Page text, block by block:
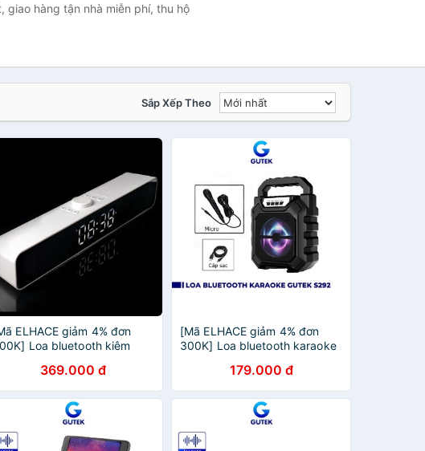
giao hàng tận nhà miễn phí, thu hộ
Sắp Xếp Theo
ELHACE giảm 4% đơn
Loa bluetooth kiêm
hình led hỗ trợ nghe nhạc
thẻ nhớ
369.000 đ
[Mã ELHACE giảm 4% đơn
300K] Loa bluetooth karaoke
Gutek S292179.000 đ